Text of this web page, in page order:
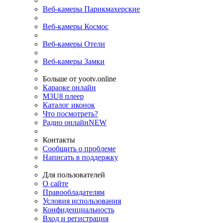
Веб-камеры Парикмахерские
Веб-камеры Космос
Веб-камеры Отели
Веб-камеры Замки
Больше от yootv.online
Караоке онлайн
M3U8 плеер
Каталог иконок
Что посмотреть?
Радио онлайнNEW
Контакты
Сообщить о проблеме
Написать в поддержку
Для пользователей
О сайте
Правообладателям
Условия использования
Конфиденциальность
Вход и регистрация